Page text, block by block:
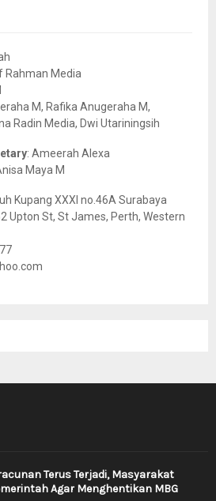
Rahman Media
M, Rafika Anugeraha M,
Radin Media, Dwi Utariningsih
: Ameerah Alexa
Maya M
Kupang XXXI no.46A Surabaya
Upton St, St James, Perth, Western
Terus Terjadi, Masyarakat
Agar Menghentikan MBG